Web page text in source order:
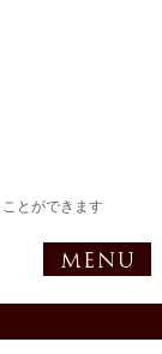
とができます